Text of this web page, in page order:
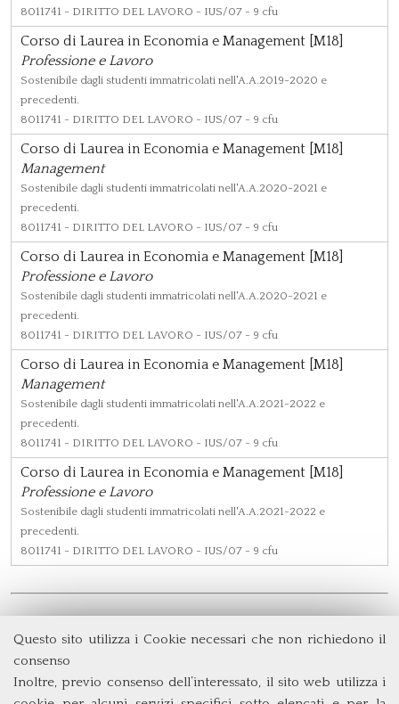
Questo sito utilizza i Cookie necessari che non richiedono il
consenso
Inoltre, previo consenso dell’interessato, il sito web utilizza i
8011741 - DIRITTO DEL LAVORO - IUS/07 - 9 cfu
Corso di Laurea in Economia e Management [M18]
Professione e Lavoro
Sostenibile dagli studenti immatricolati nell'A.A.2019-2020 e
precedenti.
8011741 - DIRITTO DEL LAVORO - IUS/07 - 9 cfu
Corso di Laurea in Economia e Management [M18]
Management
Sostenibile dagli studenti immatricolati nell'A.A.2020-2021 e
precedenti.
8011741 - DIRITTO DEL LAVORO - IUS/07 - 9 cfu
Corso di Laurea in Economia e Management [M18]
Professione e Lavoro
Sostenibile dagli studenti immatricolati nell'A.A.2020-2021 e
precedenti.
8011741 - DIRITTO DEL LAVORO - IUS/07 - 9 cfu
Corso di Laurea in Economia e Management [M18]
Management
Sostenibile dagli studenti immatricolati nell'A.A.2021-2022 e
precedenti.
8011741 - DIRITTO DEL LAVORO - IUS/07 - 9 cfu
Corso di Laurea in Economia e Management [M18]
Professione e Lavoro
Sostenibile dagli studenti immatricolati nell'A.A.2021-2022 e
precedenti.
8011741 - DIRITTO DEL LAVORO - IUS/07 - 9 cfu
Università degli Studi di Roma Tor Vergata
Via Columbia, 2